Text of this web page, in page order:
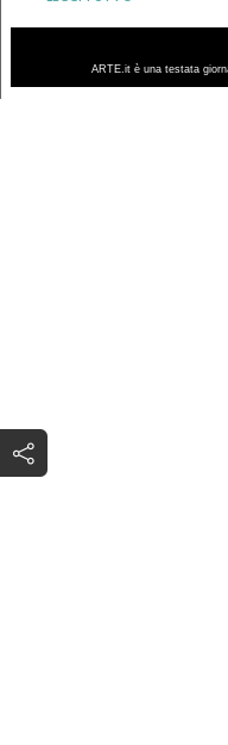
ARTE.it è una testata